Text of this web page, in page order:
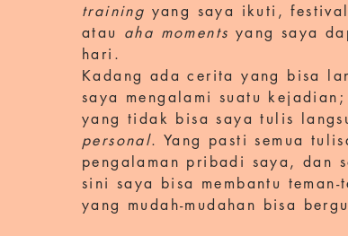
training yang saya ikuti,
atau aha moments yang saya
hari.
Kadang ada cerita yang bisa
saya mengalami suatu
yang tidak bisa saya tulis
personal. Yang pasti semua
pengalaman pribadi saya, dan
sini saya bisa membantu teman-
yang mudah-mudahan bisa